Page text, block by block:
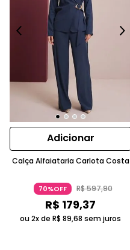
Adicionar
Calça Alfaiataria Carlota Costa
70%OFF R$597,90
R$ 179,37
ou 2x de R$ 89,68 sem juros